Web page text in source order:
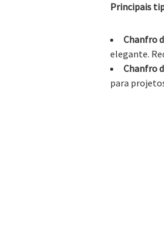
Principais
Chanfro
elegante.
Chanfro
para